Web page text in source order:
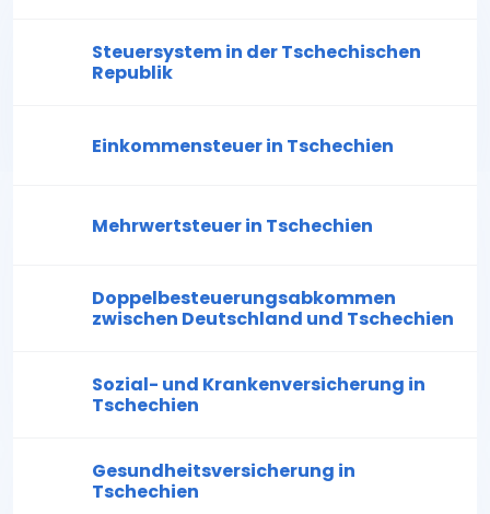
Steuersystem in der Tschechischen
Republik
Einkommensteuer in Tschechien
Mehrwertsteuer in Tschechien
Doppelbesteuerungsabkommen
zwischen Deutschland und Tschechien
Sozial- und Krankenversicherung in
Tschechien
Gesundheitsversicherung in
Tschechien